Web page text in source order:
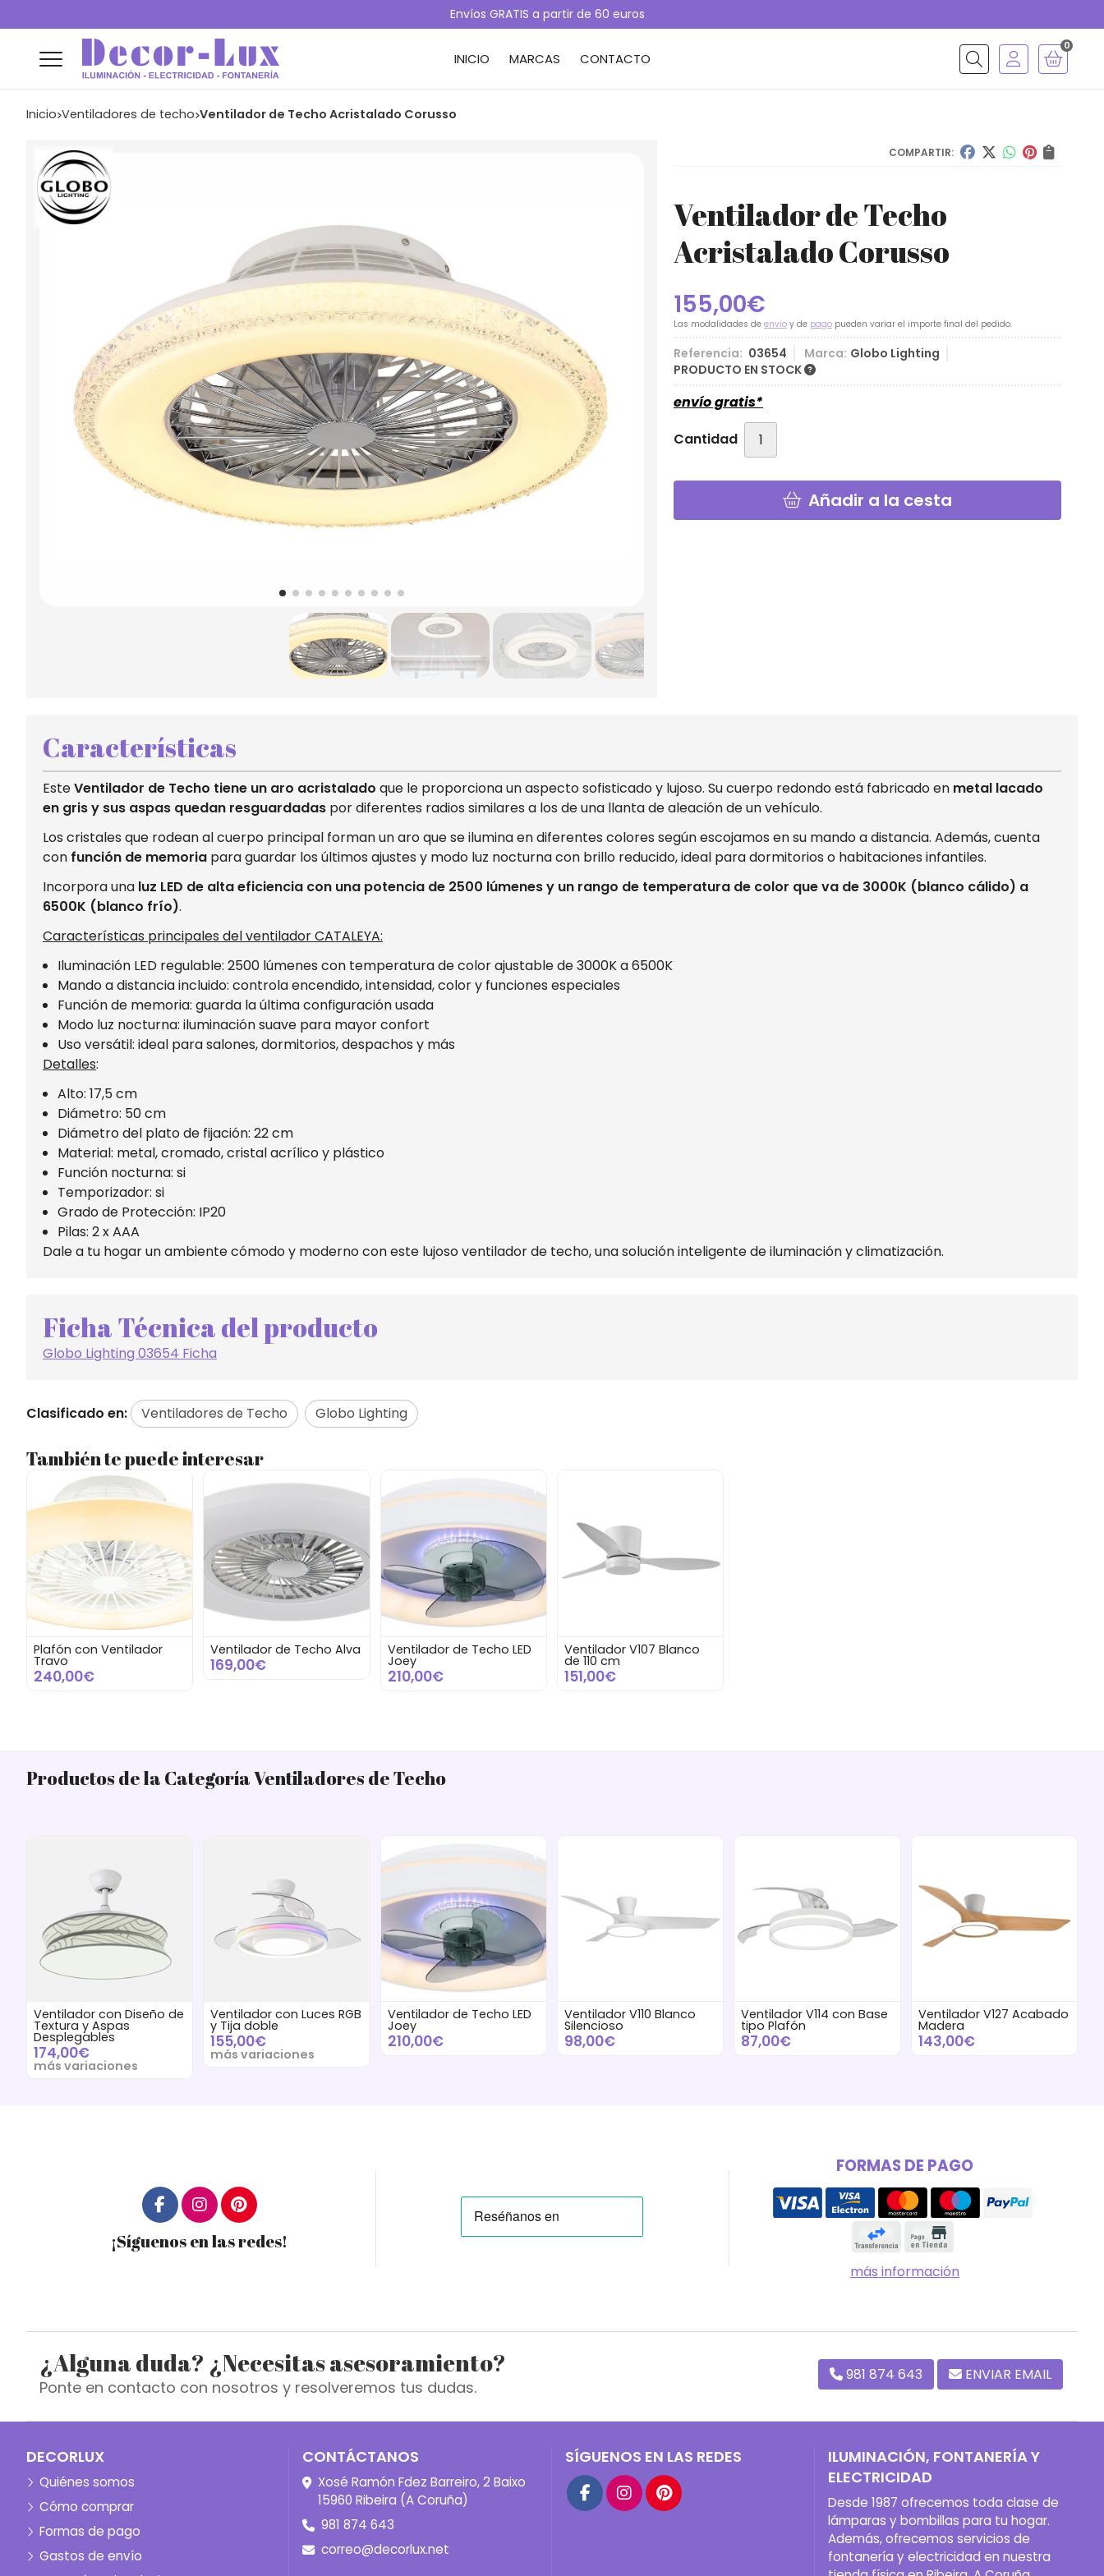
Envíos GRATIS a partir de 60 euros
INICIO MARCAS CONTACTO Buscar
0
Inicio ventiladores de techo Ventilador de Techo Acristalado Corusso
COMPARTIR:
Ventilador de Techo
Acristalado Corusso
155,00€
Las modalidades de envío y de pago pueden variar el importe final del pedido.
Referencia: 03654 Marca: Globo Lighting
PRODUCTO EN STOCK
envío gratis*
Cantidad
Añadir a la cesta
Características
EsteVentilador de Techo tiene un aro acristalado que le proporciona un aspecto sofisticado y lujoso. Su cuerpo redondo está fabricado en metal lacado
en gris y sus aspas quedan resguardadas por diferentes radios similares a los de una llanta de aleación de un vehículo.
Los cristales que rodean al cuerpo principal forman un aro que se ilumina en diferentes colores según escojamos en su mando a distancia. Además, cuenta
con función de memoria para guardar los últimos ajustes y modo luz nocturna con brillo reducido, ideal para dormitorios o habitaciones infantiles.
Incorpora una luz LED de alta eficiencia con una potencia de 2500 lúmenes y un rango de temperatura de color que va de 3000K (blanco cálido) a
6500K (blanco frío).
Características principales del ventilador CATALEYA:
Iluminación LED regulable: 2500 lúmenes con temperatura de color ajustable de 3000K a 6500K
Mando a distancia incluido: controla encendido, intensidad, color y funciones especiales
Función de memoria: guarda la última configuración usada
Modo luz nocturna: iluminación suave para mayor confort
Uso versátil: ideal para salones, dormitorios, despachos y más
Detalles:
Alto: 17,5 cm
Diámetro: 50 cm
Diámetro del plato de fijación: 22 cm
Material: metal, cromado, cristal acrílico y plástico
Función nocturna: si
Temporizador: si
Grado de Protección: IP20
Pilas: 2 x AAA
Dale a tu hogar un ambiente cómodo y moderno con este lujoso ventilador de techo, una solución inteligente de iluminación y climatización.
Ficha Técnica del producto
Globo Lighting 03654 Ficha
Clasificado en: Ventiladores de Techo Globo Lighting
También te puede interesar
Plafón con Ventilador
Travo
240,00€
Ventilador de Techo Alva
169,00€
Ventilador de Techo LED
Joey
210,00€
Ventilador V107 Blanco
de 110 cm
151,00€
Productos de la Categoría Ventiladores de Techo
Ventilador con Diseño de
Textura y Aspas
Desplegables
174,00€
más variaciones
Ventilador con Luces RGB
y Tija doble
155,00€
más variaciones
Ventilador de Techo LED
Joey
210,00€
Ventilador V110 Blanco
Silencioso
98,00€
Ventilador V114 con Base
tipo Plafón
87,00€
Ventilador V127 Acabado
Madera
143,00€
¡Síguenos en las redes!
FORMAS DE PAGO
más información
¿Alguna duda? ¿Necesitas asesoramiento?
Ponte en contacto con nosotros y resolveremos tus dudas.
981 874 643 ENVIAR EMAIL
DECORLUX
Quiénes somos
Cómo comprar
Formas de pago
Gastos de envío
CONTÁCTANOS
Xosé Ramón Fdez Barreiro, 2 Baixo
15960 Ribeira (A Coruña)
981 874 643
correo@decorlux.net
SÍGUENOS EN LAS REDES
ILUMINACIÓN, FONTANERÍA Y
ELECTRICIDAD
Desde 1987 ofrecemos toda clase de
lámparas y bombillas para tu hogar.
Además, ofrecemos servicios de
fontanería y electricidad en nuestra